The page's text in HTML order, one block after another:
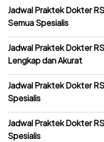
Jadwal Praktek Dokter
Semua Spesialis
Jadwal Praktek Dokter
Lengkap dan Akurat
Jadwal Praktek Dokter
Spesialis
Jadwal Praktek Dokter
Spesialis